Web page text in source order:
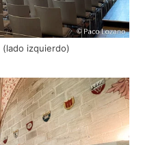
(lado izquierdo)